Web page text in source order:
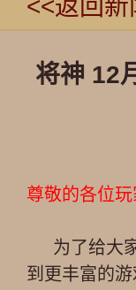
<<返回新
将神 12
尊敬的各位玩
为了给大
到更丰富的